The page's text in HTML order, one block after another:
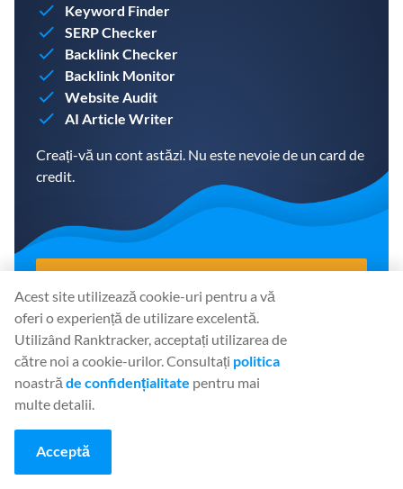
Keyword Finder
SERP Checker
Backlink Checker
Backlink Monitor
Website Audit
AI Article Writer
Creați-vă un cont astăzi. Nu este nevoie de un card de
credit.
Share:
Acest site utilizează cookie-uri pentru a vă
oferi o experiență de utilizare excelentă.
Utilizând Ranktracker, acceptați utilizarea de
către noi a cookie-urilor. Consultați politica
noastră de confidențialitate pentru mai
multe detalii.
Acceptă